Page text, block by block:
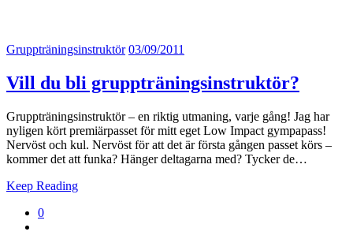
Gruppträningsinstruktör 03/09/2011
Vill du bli gruppträningsinstruktör?
Gruppträningsinstruktör – en riktig utmaning, varje gång! Jag har
nyligen kört premiärpasset för mitt eget Low Impact gympapass!
Nervöst och kul. Nervöst för att det är första gången passet körs –
kommer det att funka? Hänger deltagarna med? Tycker de…
Keep Reading
0